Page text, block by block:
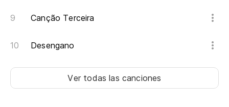
Canção Terceira
Desengano
Ver todas las canciones